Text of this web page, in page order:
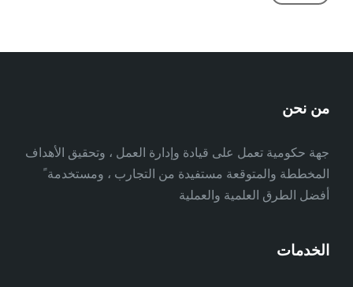
من نحن
جهة حكومية تعمل على قيادة وإدارة العمل ، وتحقيق الأهداف
المخططة والمتوقعة مستفيدة من التجارب ، ومستخدمة ً
أفضل الطرق العلمية والعملية
الخدمات